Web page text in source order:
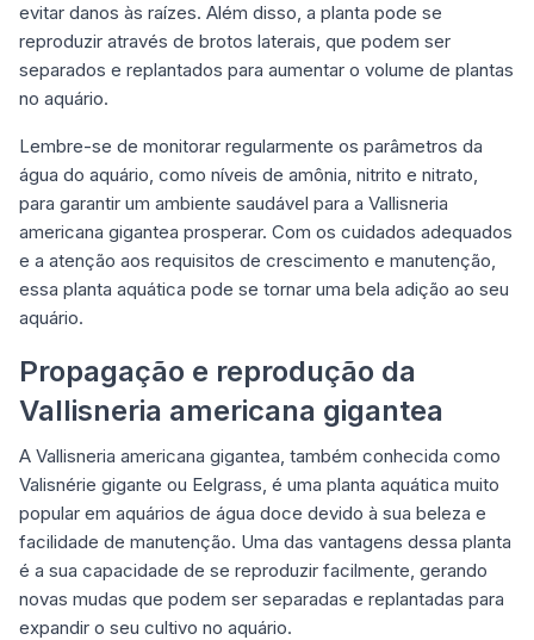
evitar danos às raízes. Além disso, a planta pode se
reproduzir através de brotos laterais, que podem ser
separados e replantados para aumentar o volume de plantas
no aquário.
Lembre-se de monitorar regularmente os parâmetros da
água do aquário, como níveis de amônia, nitrito e nitrato,
para garantir um ambiente saudável para a Vallisneria
americana gigantea prosperar. Com os cuidados adequados
e a atenção aos requisitos de crescimento e manutenção,
essa planta aquática pode se tornar uma bela adição ao seu
aquário.
Propagação e reprodução da
Vallisneria americana gigantea
A Vallisneria americana gigantea, também conhecida como
Valisnérie gigante ou Eelgrass, é uma planta aquática muito
popular em aquários de água doce devido à sua beleza e
facilidade de manutenção. Uma das vantagens dessa planta
é a sua capacidade de se reproduzir facilmente, gerando
novas mudas que podem ser separadas e replantadas para
expandir o seu cultivo no aquário.